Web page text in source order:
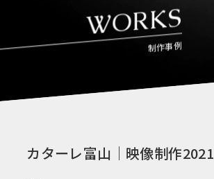
WORKS
制作事例
カターレ富山｜映像制作2021